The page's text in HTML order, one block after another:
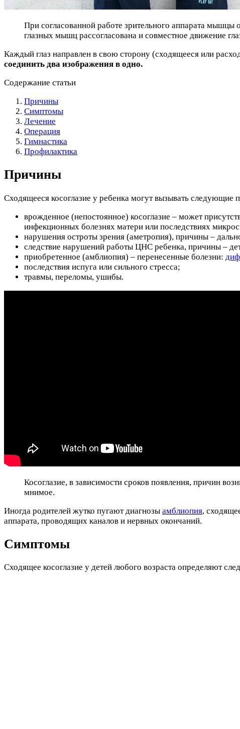
При согласованной работе зрительного аппарата мышцы
глазных мышц рассогласована и совместное движение
Каждый глаз направлен в свою сторону (сходящееся или
соединить два изображения в одно.
Содержание статьи
Причины
Симптомы
Лечение
Операция
Гимнастика
Профилактика
Причины
Сходящееся косоглазие у ребенка могут вызывать следующие
врожденное (непостоянное) косоглазие – может
инфекционных болезнях матери или последствиях
нарушения остроты зрения (аметропия), причины –
следствие нарушений работы ЦНС ребенка, причины –
приобретенное (амблиопия) – перенесенные болезни:
последствия испуга или сильного стресса;
травмы, переломы, ушибы.
Косоглазие, в зависимости сроков появления, причин
мнимое.
Иногда родителей жутко пугают диагнозы амблиопия,
аппарата, проводящих каналов и нервных окончаний.
Симптомы
Сходящее косоглазие у детей любого возраста определяют